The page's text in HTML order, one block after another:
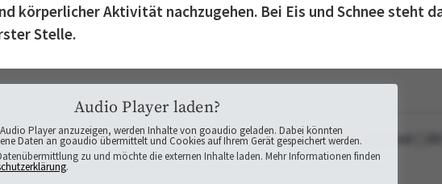
körperlicher Aktivität nachzugehen. Bei Eis und Schnee steht
Stelle.
Audio Player laden?
Player anzuzeigen, werden Inhalte von goaudio geladen. Dabei könnten
Daten an goaudio übermittelt und Cookies auf Ihrem Gerät gespeichert werden.
zu und möchte die externen Inhalte laden. Mehr Informationen finden
.